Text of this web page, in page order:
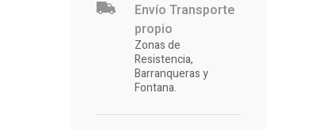
Envío Transporte
propio
Zonas de
Resistencia,
Barranqueras y
Fontana.